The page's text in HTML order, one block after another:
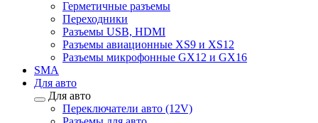
Герметичные разъемы
Переходники
Разъемы USB, HDMI
Разъемы авиационные XS9 и XS12
Разъемы микрофонные GX12 и GX16
SMA
Для авто
Для авто
Переключатели авто (12V)